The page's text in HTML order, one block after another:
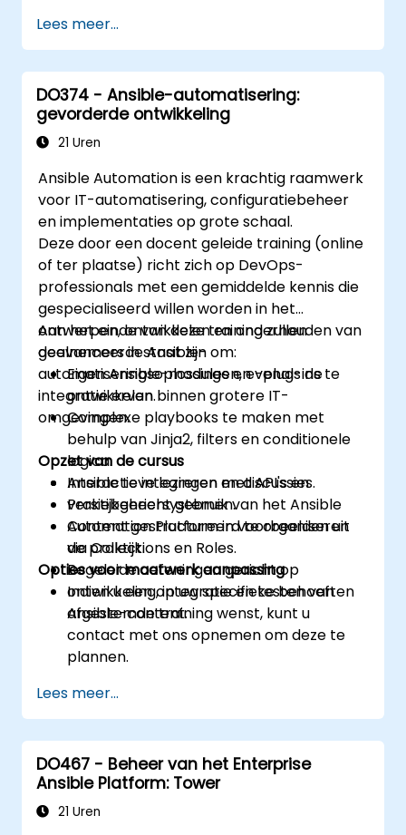
Gebruikmaken van
automatiseringshulpmiddelen en
geavanceerde Ansible-resources om een
CI/CD-aanpak te realiseren.
Betere beheersmethoden toepassen
met behulp van Ansible’s
medewerkers.
DevOps-taken binnen de organisatie
verbeteren en optimaliseren.
Ansible koppelen aan externe platformen
en andere Ansible-hulpmiddelen effectief
benutten.
Lees meer...
DO374 - Ansible-automatisering:
gevorderde ontwikkeling
21 Uren
Ansible Automation is een krachtig raamwerk
voor IT-automatisering, configuratiebeheer
en implementaties op grote schaal.
Deze door een docent geleide training (online
of ter plaatse) richt zich op DevOps-
professionals met een gemiddelde kennis die
gespecialiseerd willen worden in het
ontwerpen, ontwikkelen en onderhouden van
geavanceerde Ansible-
automatiseringsoplossingen, evenals de
integratie ervan binnen grotere IT-
omgevingen.
Aan het einde van deze training zullen
deelnemers in staat zijn om:
Eigen Ansible-modules en -plug-ins te
ontwikkelen.
Complexe playbooks te maken met
behulp van Jinja2, filters en conditionele
logica.
Ansible te integreren met API's en
versiebeheersystemen.
Content gestructureerd te organiseren
via Collections en Roles.
Opzet van de cursus
Interactieve lezingen en discussies.
Praktijkgericht gebruik van het Ansible
Automation Platform in voorbeelden uit
de praktijk.
Begeleide oefeningen gericht op
ontwikkeling, integratie en testen van
Ansible-content.
Opties voor maatwerk aanpassing
Indien u een op uw specifieke behoeften
afgestemde training wenst, kunt u
contact met ons opnemen om deze te
plannen.
Lees meer...
DO467 - Beheer van het Enterprise
Ansible Platform: Tower
21 Uren